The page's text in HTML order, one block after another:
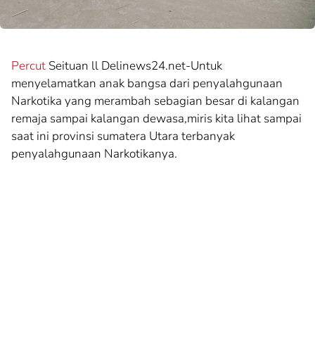
Percut Seituan ll Delinews24.net-Untuk
menyelamatkan anak bangsa dari penyalahgunaan
Narkotika yang merambah sebagian besar di kalangan
remaja sampai kalangan dewasa,miris kita lihat sampai
saat ini provinsi sumatera Utara terbanyak
penyalahgunaan Narkotikanya.